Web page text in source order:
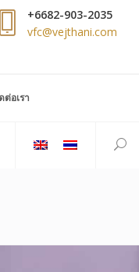
+6682-903-2035
vfc@vejthani.com
ต่อเรา